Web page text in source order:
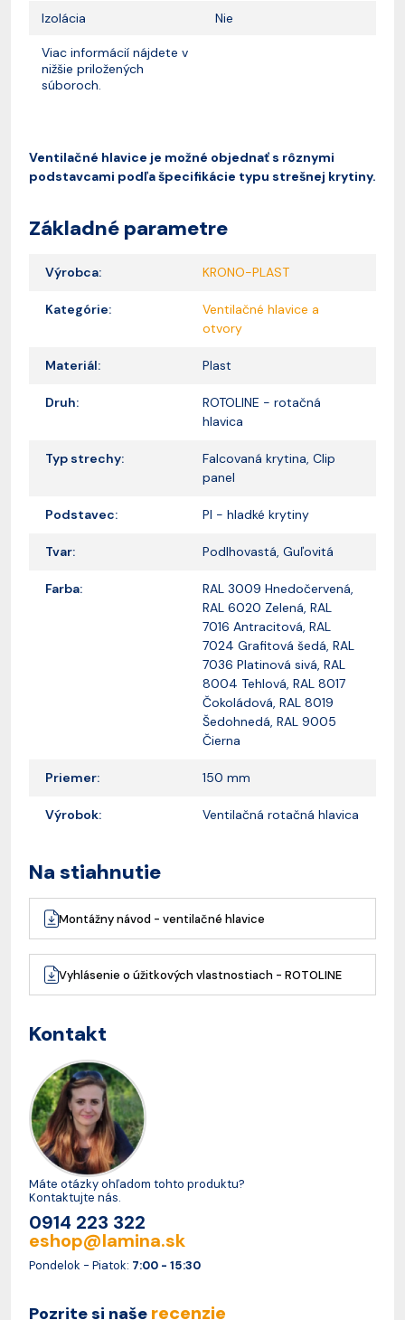
Izolácia Nie
Viac informácií nájdete v
nižšie priložených
súboroch.
Ventilačné hlavice je možné objednať s rôznymi
podstavcami podľa špecifikácie typu strešnej krytiny.
Základné parametre
Výrobca: KRONO-PLAST
Kategórie:
Ventilačné hlavice a
otvory
Materiál: Plast
Druh:
ROTOLINE - rotačná
hlavica
Typ strechy:
Falcovaná krytina, Clip
panel
Podstavec: PI - hladké krytiny
Tvar: Podlhovastá, Guľovitá
Farba:
RAL 3009 Hnedočervená,
RAL 6020 Zelená, RAL
7016 Antracitová, RAL
7024 Grafitová šedá, RAL
7036 Platinová sivá, RAL
8004 Tehlová, RAL 8017
Čokoládová, RAL 8019
Šedohnedá, RAL 9005
Čierna
Priemer: 150 mm
Výrobok: Ventilačná rotačná hlavica
Na stiahnutie
Montážny návod - ventilačné hlavice
Vyhlásenie o úžitkových vlastnostiach - ROTOLINE
Kontakt
Máte otázky ohľadom tohto produktu?
Kontaktujte nás.
0914 223 322
eshop@lamina.sk
Pondelok - Piatok: 7:00 - 15:30
Pozrite si naše recenzie